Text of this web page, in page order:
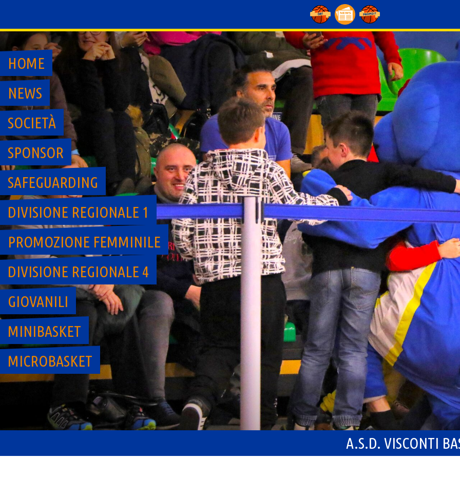
content
A.S.D. VISCONTI
HOME
NEWS
SOCIETÀ
SPONSOR
SAFEGUARDING
DIVISIONE REGIONALE 1
PROMOZIONE FEMMINILE
DIVISIONE REGIONALE 4
GIOVANILI
MINIBASKET
MICROBASKET